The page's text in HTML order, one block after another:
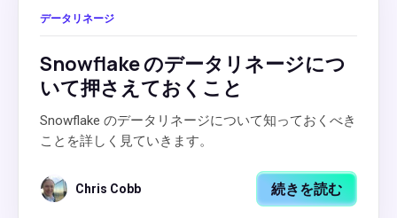
データリネージ
Snowflake のデータリネージにつ
いて押さえておくこと
Snowflake のデータリネージについて知っておくべき
ことを詳しく見ていきます。
Chris Cobb 続きを読む